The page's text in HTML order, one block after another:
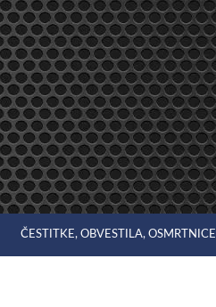
ČESTITKE, OBVESTILA, OSMRTNICE